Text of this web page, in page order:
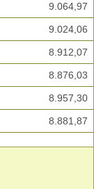
9.064,97
9.024,06
8.912,07
8.876,03
8.957,30
8.881,87